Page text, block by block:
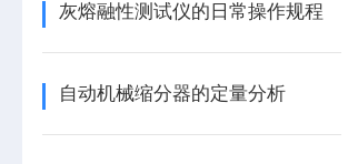
灰熔融性测试仪的日常操作规程
自动机械缩分器的定量分析